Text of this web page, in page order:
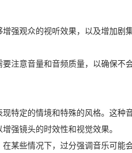
强观众的视听效果，以及增加
注意音量和音频质量，以确保
特定的情境和特殊的风格。这
强镜头的时效性和视觉效果。
某些情况下，过分强调音乐可